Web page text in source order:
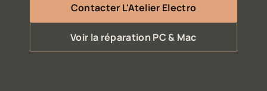
Contacter L'Atelier Electro
Voir la réparation PC & Mac